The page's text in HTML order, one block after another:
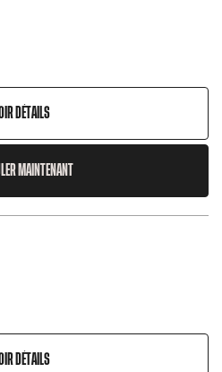
DÉTAILS
MAINTENANT
DÉTAILS